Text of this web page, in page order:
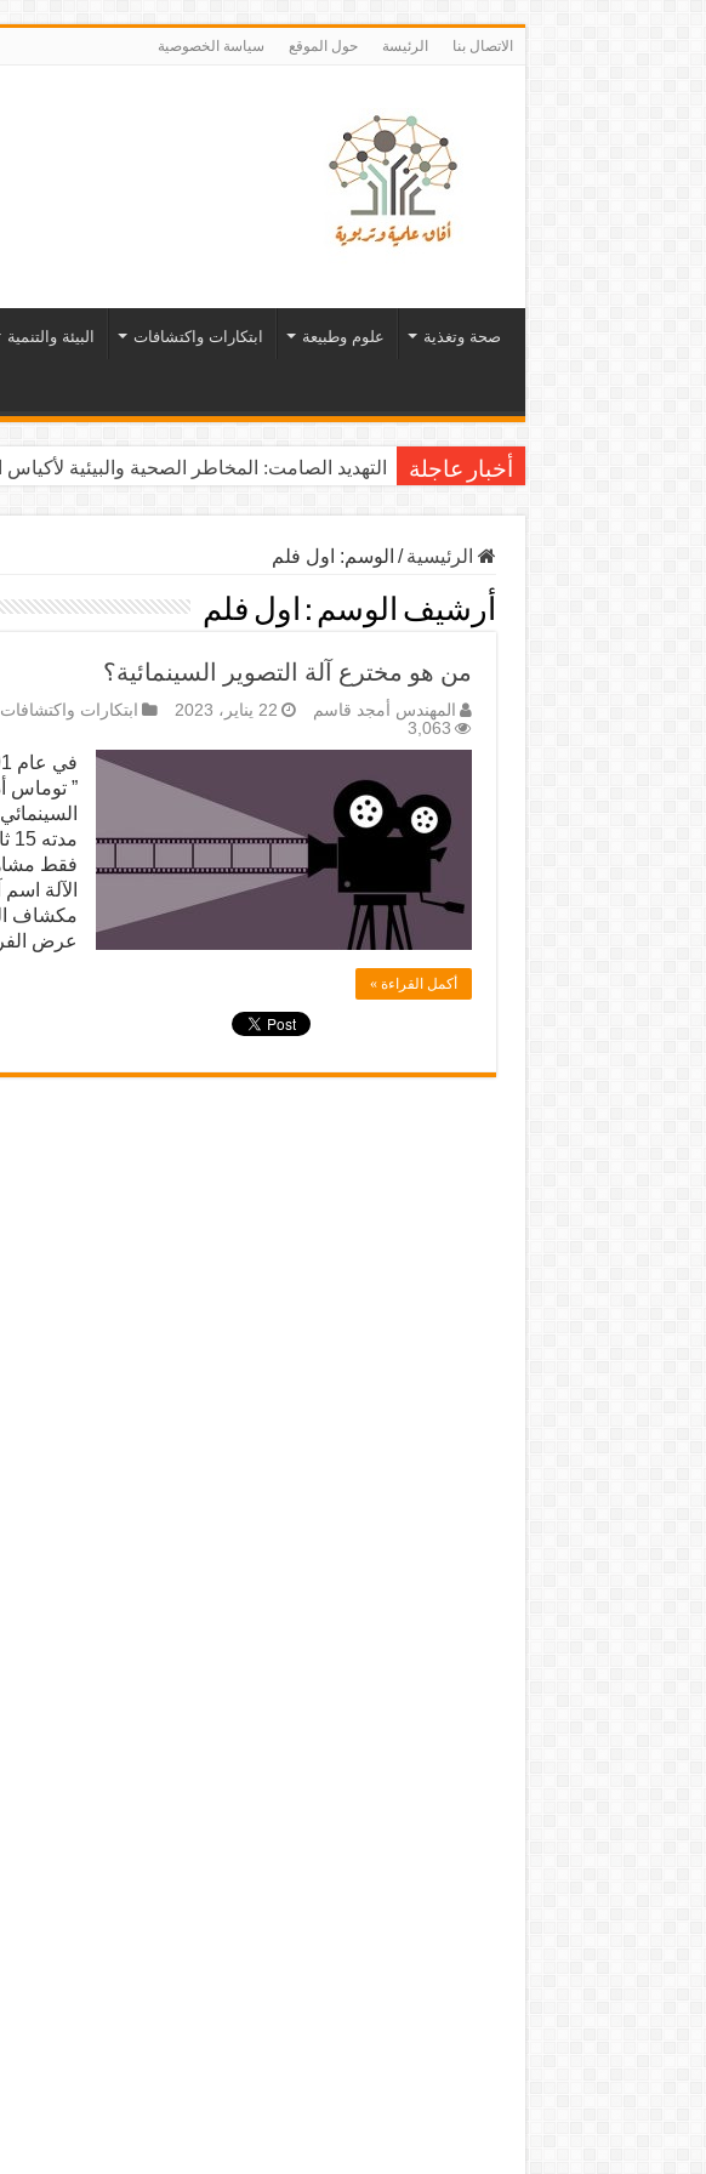
الاتصال بنا الرئيسة حول الموقع سياسة الخصوصية
صحة وتغذية علوم وطبيعة ابتكارات واكتشافات البيئة والتنمية
أخبار عاجلة التهديد الصامت: المخاطر الصحية والبيئية لأكياس
الرئيسية / الوسم: اول فلم
أرشيف الوسم : اول فلم
من هو مخترع آلة التصوير السينمائية؟
المهندس أمجد قاسم 22 يناير، 2023 ابتكارات واكتشافات
3,063
” توماس
فقط
الآلة
عرض
أكمل القراءة »